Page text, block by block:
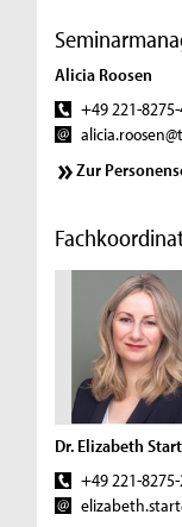
Alicia Roosen
+49 221-
Zur
Dr. Elizabeth Start
+49 221-